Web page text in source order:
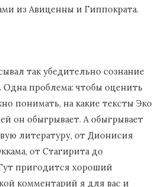
из Авиценны и Гиппократа.
так убедительно сознание
Одна проблема: чтобы оценить
понимать, на какие тексты Эко
он обыгрывает. А обыгрывает
литературу, от Дионисия
от Стагирита до
пригодится хороший
комментарий я для вас и